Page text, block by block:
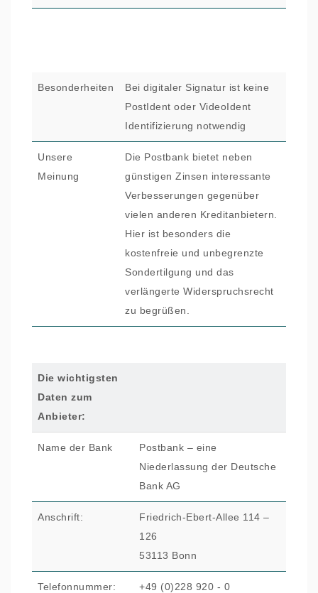
Besonderheiten
Bei digitaler Signatur ist keine
PostIdent oder VideoIdent
Identifizierung notwendig
Unsere
Meinung
Die Postbank bietet neben
günstigen Zinsen interessante
Verbesserungen gegenüber
vielen anderen Kreditanbietern.
Hier ist besonders die
kostenfreie und unbegrenzte
Sondertilgung und das
verlängerte Widerspruchsrecht
zu begrüßen.
Die wichtigsten
Daten zum
Anbieter:
Name der Bank
Postbank – eine
Niederlassung der Deutsche
Bank AG
Anschrift:
Friedrich-Ebert-Allee 114 –
126
53113 Bonn
Telefonnummer: +49 (0)228 920 - 0